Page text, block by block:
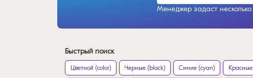
Менеджер задаст
Быстрый поиск
Цветной (color) Черные (black) Синие (cyan)